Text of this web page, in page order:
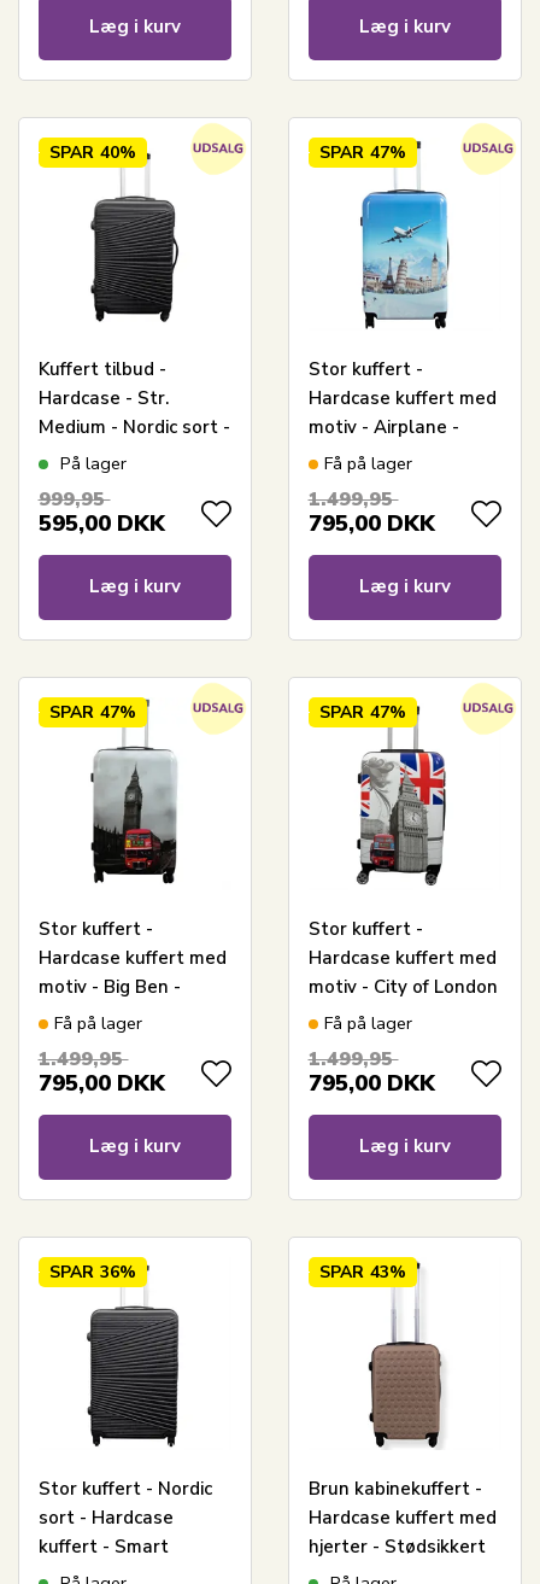
Læg i kurv Læg i kurv
SPAR 40%
Kuffert tilbud -
Hardcase - Str.
Medium - Nordic sort -
Smart rejsekuffert
På lager
999,95
595,00 DKK
Læg i kurv
SPAR 47%
Stor kuffert -
Hardcase kuffert med
motiv - Airplane -
Eksklusiv letvægt
Få på lager
1.499,95
795,00 DKK
Læg i kurv
SPAR 47%
Stor kuffert -
Hardcase kuffert med
motiv - Big Ben -
Eksklusiv letvægt
Få på lager
1.499,95
795,00 DKK
Læg i kurv
SPAR 47%
Stor kuffert -
Hardcase kuffert med
motiv - City of London
- Eksklusiv letvægt
Få på lager
1.499,95
795,00 DKK
Læg i kurv
SPAR 36%
Stor kuffert - Nordic
sort - Hardcase
kuffert - Smart
rejsekuffert
SPAR 43%
Brun kabinekuffert -
Hardcase kuffert med
hjerter - Stødsikkert
polypropylen -